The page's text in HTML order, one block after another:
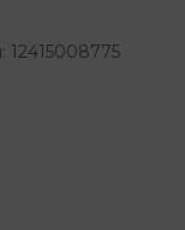
12415008775